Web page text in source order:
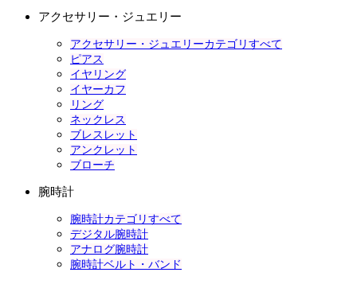
アクセサリー・ジュエリー
アクセサリー・ジュエリーカテゴリすべて
ピアス
イヤリング
イヤーカフ
リング
ネックレス
ブレスレット
アンクレット
ブローチ
腕時計
腕時計カテゴリすべて
デジタル腕時計
アナログ腕時計
腕時計ベルト・バンド